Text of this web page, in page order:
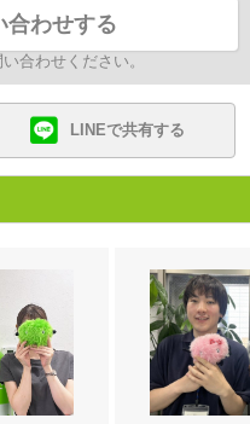
合わせする
合わせください。
LINEで共有する